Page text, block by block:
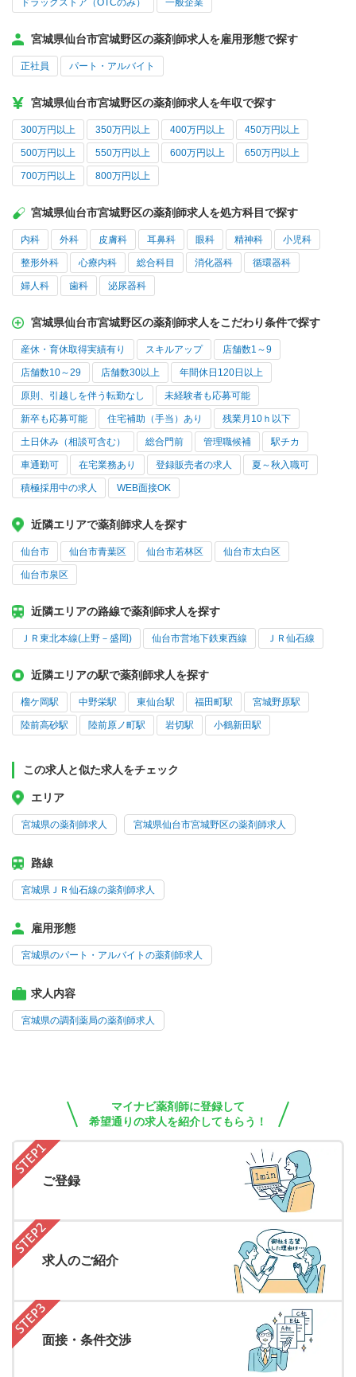
ドラッグストア（OTCのみ） 一般企業
宮城県仙台市宮城野区の薬剤師求人を雇用形態で探す
正社員 パート・アルバイト
宮城県仙台市宮城野区の薬剤師求人を年収で探す
300万円以上 350万円以上 400万円以上 450万円以上
500万円以上 550万円以上 600万円以上 650万円以上
700万円以上 800万円以上
宮城県仙台市宮城野区の薬剤師求人を処方科目で探す
内科 外科 皮膚科 耳鼻科 眼科 精神科 小児科
整形外科 心療内科 総合科目 消化器科 循環器科
婦人科 歯科 泌尿器科
宮城県仙台市宮城野区の薬剤師求人をこだわり条件で探す
産休・育休取得実績有り スキルアップ 店舗数1～9
店舗数10～29 店舗数30以上 年間休日120日以上
原則、引越しを伴う転勤なし 未経験者も応募可能
新卒も応募可能 住宅補助（手当）あり 残業月10ｈ以下
土日休み（相談可含む） 総合門前 管理職候補 駅チカ
車通勤可 在宅業務あり 登録販売者の求人 夏～秋入職可
積極採用中の求人 WEB面接OK
近隣エリアで薬剤師求人を探す
仙台市 仙台市青葉区 仙台市若林区 仙台市太白区
仙台市泉区
近隣エリアの路線で薬剤師求人を探す
ＪＲ東北本線(上野－盛岡) 仙台市営地下鉄東西線 ＪＲ仙石線
近隣エリアの駅で薬剤師求人を探す
榴ケ岡駅 中野栄駅 東仙台駅 福田町駅 宮城野原駅
陸前高砂駅 陸前原ノ町駅 岩切駅 小鶴新田駅
この求人と似た求人をチェック
エリア
宮城県の薬剤師求人 宮城県仙台市宮城野区の薬剤師求人
路線
宮城県ＪＲ仙石線の薬剤師求人
雇用形態
宮城県のパート・アルバイトの薬剤師求人
求人内容
宮城県の調剤薬局の薬剤師求人
マイナビ薬剤師に登録して
希望通りの求人を紹介してもらう！
ご登録
求人のご紹介
面接・条件交渉